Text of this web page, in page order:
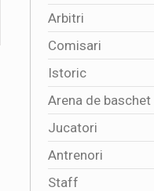
inaugurata oficial
2026-08-01 16:47:03
Arbitri
Comisari
Istoric
Arena de baschet
Jucatori
Antrenori
Staff